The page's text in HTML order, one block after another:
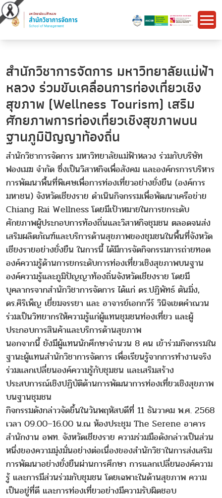
สำนักวิชาการจัดการ มหาวิทยาลัยแม่ฟ้า
หลวง ร่วมขับเคลื่อนการท่องเที่ยวเชิง
สุขภาพ (Wellness Tourism) เสริม
ศักยภาพการท่องเที่ยวเชิงสุขภาพบน
ฐานภูมิปัญญาท้องถิ่น
สำนักวิชาการจัดการ มหาวิทยาลัยแม่ฟ้าหลวง ร่วมกับบริษัท
ฟองเมฆ จำกัด ซึ่งเป็นวิสาหกิจเพื่อสังคม และองค์กรการบริหาร
การพัฒนาพื้นที่พิเศษเพื่อการท่องเที่ยวอย่างยั่งยืน (องค์การ
มหาชน) จังหวัดเชียงราย ดำเนินกิจกรรมเพื่อพัฒนาเครือข่าย
Chiang Rai Wellness โดยมีเป้าหมายในการยกระดับ
ศักยภาพผู้ประกอบการท้องถิ่นและวิสาหกิจชุมชน ตลอดจนส่ง
เสริมผลิตภัณฑ์และบริการด้านสุขภาพของชุมชนในพื้นที่จังหวัด
เชียงรายอย่างยั่งยืน ในการนี้ ได้มีการจัดกิจกรรมการถ่ายทอด
องค์ความรู้ด้านการยกระดับการท่องเที่ยวเชิงสุขภาพบนฐาน
องค์ความรู้และภูมิปัญญาท้องถิ่นจังหวัดเชียงราย โดยมี
บุคลากรจากสำนักวิชาการจัดการ ได้แก่ ดร.ปฏิพัทธ์ ตันมิ่ง,
ดร.ศิริเพ็ญ เยี่ยมจรรยา และ อาจารย์เอกกวีร์ วินิจเขตคำณวน
ร่วมเป็นวิทยากรให้ความรู้แก่ผู้แทนชุมชนท่องเที่ยว และผู้
ประกอบการสินค้าและบริการด้านสุขภาพ
นอกจากนี้ ยังมีผู้แทนนักศึกษาจำนวน 8 คน เข้าร่วมกิจกรรมใน
ฐานะผู้แทนสำนักวิชาการจัดการ เพื่อเรียนรู้จากการทำงานจริง
ร่วมแลกเปลี่ยนองค์ความรู้กับชุมชน และเสริมสร้าง
ประสบการณ์เชิงปฏิบัติด้านการพัฒนาการท่องเที่ยวเชิงสุขภาพ
บนฐานชุมชน
กิจกรรมดังกล่าวจัดขึ้นในวันพฤหัสบดีที่ 11 ธันวาคม พ.ศ. 2568
เวลา 09.00–16.00 น.ณ ห้องประชุม The Serene อาคาร
สำนักงาน อพท. จังหวัดเชียงราย ความร่วมมือดังกล่าวเป็นส่วน
หนึ่งของความมุ่งมั่นอย่างต่อเนื่องของสำนักวิชาในการส่งเสริม
การพัฒนาอย่างยั่งยืนผ่านการศึกษา การแลกเปลี่ยนองค์ความ
รู้ และการมีส่วนร่วมกับชุมชน โดยเฉพาะในด้านสุขภาพ ความ
เป็นอยู่ที่ดี และการท่องเที่ยวอย่างมีความรับผิดชอบ